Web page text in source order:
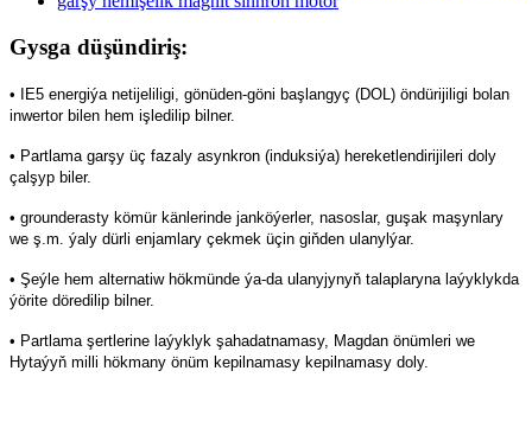
Gysga düşündiriş:
• IE5 energiýa netijeliligi, gönüden-göni başlangyç (DOL) öndürijiligi bolan
inwertor bilen hem işledilip bilner.
• Partlama garşy üç fazaly asynkron (induksiýa) hereketlendirijileri doly
çalşyp biler.
• grounderasty kömür känlerinde janköýerler, nasoslar, guşak maşynlary
we ş.m. ýaly dürli enjamlary çekmek üçin giňden ulanylýar.
• Şeýle hem alternatiw hökmünde ýa-da ulanyjynyň talaplaryna laýyklykda
ýörite döredilip bilner.
• Partlama şertlerine laýyklyk şahadatnamasy, Magdan önümleri we
Hytaýyň milli hökmany önüm kepilnamasy kepilnamasy doly.